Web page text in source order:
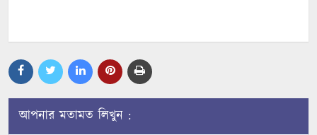
আপনার মতামত লিখুন :